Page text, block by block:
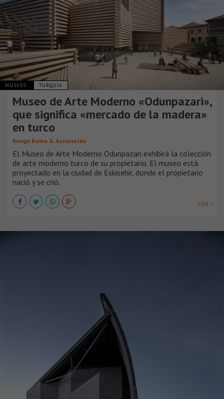
MUSEOS TURQUÍA
Museo de Arte Moderno «Odunpazari»,
que significa «mercado de la madera»
en turco
Kengo Kuma & Associates
El Museo de Arte Moderno Odunpazari exhibirá la colección
de arte moderno turco de su propietario. El museo está
proyectado en la ciudad de Eskisehir, donde el propietario
nació y se crió.
VER +